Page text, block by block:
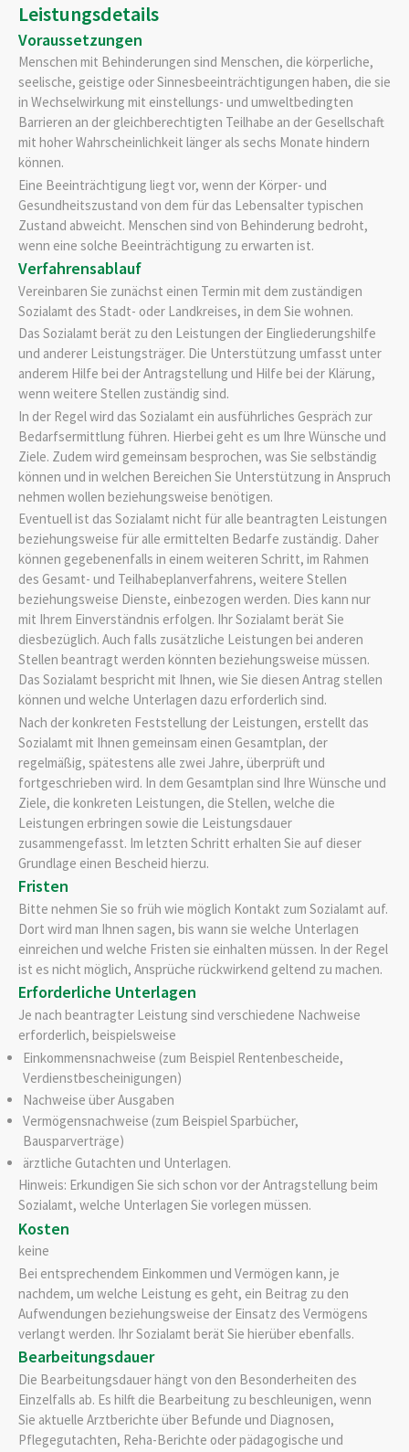
Leistungsdetails
Voraussetzungen
Menschen mit Behinderungen sind Menschen, die körperliche,
seelische, geistige oder Sinnesbeeinträchtigungen haben, die sie
in Wechselwirkung mit einstellungs- und umweltbedingten
Barrieren an der gleichberechtigten Teilhabe an der Gesellschaft
mit hoher Wahrscheinlichkeit länger als sechs Monate hindern
können.
Eine Beeinträchtigung liegt vor, wenn der Körper- und
Gesundheitszustand von dem für das Lebensalter typischen
Zustand abweicht. Menschen sind von Behinderung bedroht,
wenn eine solche Beeinträchtigung zu erwarten ist.
Verfahrensablauf
Vereinbaren Sie zunächst einen Termin mit dem zuständigen
Sozialamt des Stadt- oder Landkreises, in dem Sie wohnen.
Das Sozialamt berät zu den Leistungen der Eingliederungshilfe
und anderer Leistungsträger. Die Unterstützung umfasst unter
anderem Hilfe bei der Antragstellung und Hilfe bei der Klärung,
wenn weitere Stellen zuständig sind.
In der Regel wird das Sozialamt ein ausführliches Gespräch zur
Bedarfsermittlung führen. Hierbei geht es um Ihre Wünsche und
Ziele. Zudem wird gemeinsam besprochen, was Sie selbständig
können und in welchen Bereichen Sie Unterstützung in Anspruch
nehmen wollen beziehungsweise benötigen.
Eventuell ist das Sozialamt nicht für alle beantragten Leistungen
beziehungsweise für alle ermittelten Bedarfe zuständig. Daher
können gegebenenfalls in einem weiteren Schritt, im Rahmen
des Gesamt- und Teilhabeplanverfahrens, weitere Stellen
beziehungsweise Dienste, einbezogen werden. Dies kann nur
mit Ihrem Einverständnis erfolgen. Ihr Sozialamt berät Sie
diesbezüglich. Auch falls zusätzliche Leistungen bei anderen
Stellen beantragt werden könnten beziehungsweise müssen.
Das Sozialamt bespricht mit Ihnen, wie Sie diesen Antrag stellen
können und welche Unterlagen dazu erforderlich sind.
Nach der konkreten Feststellung der Leistungen, erstellt das
Sozialamt mit Ihnen gemeinsam einen Gesamtplan, der
regelmäßig, spätestens alle zwei Jahre, überprüft und
fortgeschrieben wird. In dem Gesamtplan sind Ihre Wünsche und
Ziele, die konkreten Leistungen, die Stellen, welche die
Leistungen erbringen sowie die Leistungsdauer
zusammengefasst. Im letzten Schritt erhalten Sie auf dieser
Grundlage einen Bescheid hierzu.
Fristen
Bitte nehmen Sie so früh wie möglich Kontakt zum Sozialamt auf.
Dort wird man Ihnen sagen, bis wann sie welche Unterlagen
einreichen und welche Fristen sie einhalten müssen. In der Regel
ist es nicht möglich, Ansprüche rückwirkend geltend zu machen.
Erforderliche Unterlagen
Je nach beantragter Leistung sind verschiedene Nachweise
erforderlich, beispielsweise
Einkommensnachweise (zum Beispiel Rentenbescheide,
Verdienstbescheinigungen)
Nachweise über Ausgaben
Vermögensnachweise (zum Beispiel Sparbücher,
Bausparverträge)
ärztliche Gutachten und Unterlagen.
Hinweis: Erkundigen Sie sich schon vor der Antragstellung beim
Sozialamt, welche Unterlagen Sie vorlegen müssen.
Kosten
keine
Bei entsprechendem Einkommen und Vermögen kann, je
nachdem, um welche Leistung es geht, ein Beitrag zu den
Aufwendungen beziehungsweise der Einsatz des Vermögens
verlangt werden. Ihr Sozialamt berät Sie hierüber ebenfalls.
Bearbeitungsdauer
Die Bearbeitungsdauer hängt von den Besonderheiten des
Einzelfalls ab. Es hilft die Bearbeitung zu beschleunigen, wenn
Sie aktuelle Arztberichte über Befunde und Diagnosen,
Pflegegutachten, Reha-Berichte oder pädagogische und